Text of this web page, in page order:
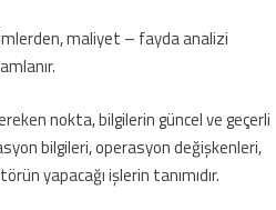
maliyet – fayda analizi
nokta, bilgilerin güncel ve geçerli
bilgileri, operasyon değişkenleri,
yapacağı işlerin tanımıdır.